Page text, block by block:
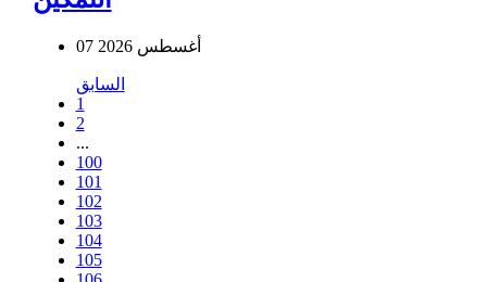
07 أغسطس 2026
السابق
1
2
...
100
101
102
103
104
105